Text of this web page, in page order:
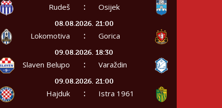
Rudeš : Osijek
08.08.2026. 21:00
Lokomotiva : Gorica
09.08.2026. 18:30
Slaven Belupo : Varaždin
09.08.2026. 21:00
Hajduk : Istra 1961